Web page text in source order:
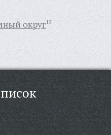
округ12